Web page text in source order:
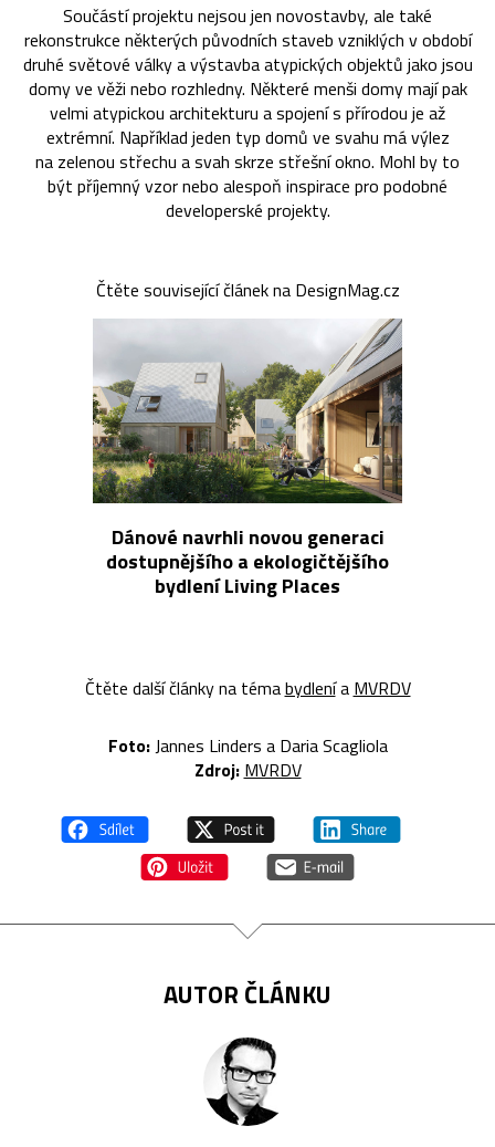
Součástí projektu nejsou jen novostavby, ale také
rekonstrukce některých původních staveb vzniklých v období
druhé světové války a výstavba atypických objektů jako jsou
domy ve věži nebo rozhledny. Některé menši domy mají pak
velmi atypickou architekturu a spojení s přírodou je až
extrémní. Například jeden typ domů ve svahu má výlez
na zelenou střechu a svah skrze střešní okno. Mohl by to
být příjemný vzor nebo alespoň inspirace pro podobné
developerské projekty.
Čtěte související článek na DesignMag.cz
Dánové navrhli novou generaci
dostupnějšího a ekologičtějšího
bydlení Living Places
Čtěte další články na témabydlenía MVRDV
Foto:Jannes Linders a Daria Scagliola
Zdroj: MVRDV
AUTOR ČLÁNKU